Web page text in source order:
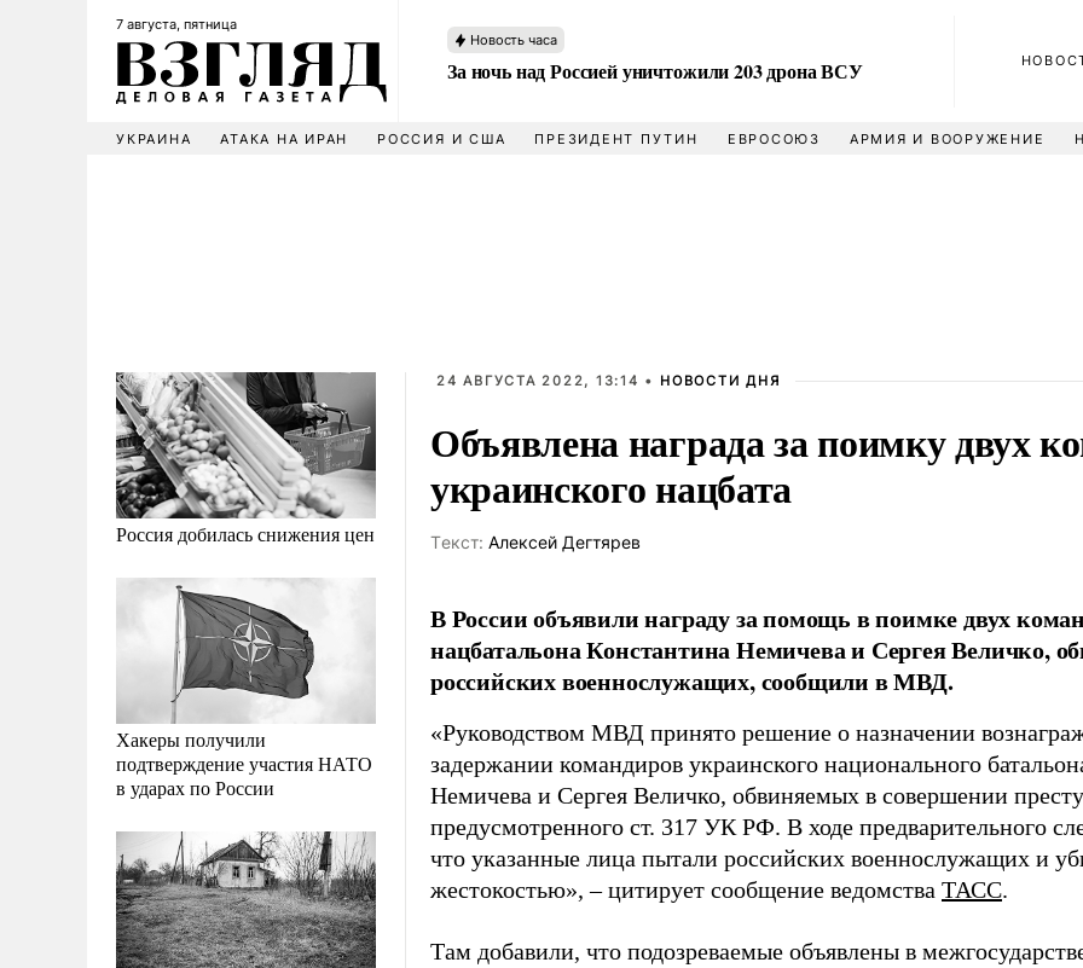
7 августа, пятница
Новость часа
За ночь над Россией уничтожили 203 дрона ВСУ
УКРАИНА АТАКА НА ИРАН РОССИЯ И США ПРЕЗИДЕНТ ПУТИН ЕВРОСОЮЗ АРМИЯ И ВООРУЖЕНИЕ
Россия добилась снижения цен
Хакеры получили
подтверждение участия НАТО
в ударах по России
24 АВГУСТА 2022, 13:14 • НОВОСТИ ДНЯ
Объявлена награда за поимку двух
украинского нацбата
Tекст: Алексей Дегтярев
В России объявили награду за помощь в поимке двух
нацбатальона Константина Немичева и Сергея Величко,
российских военнослужащих, сообщили в МВД.
«Руководством МВД принято решение о назначении
задержании командиров украинского национального
Немичева и Сергея Величко, обвиняемых в совершении
предусмотренного ст. 317 УК РФ. В ходе предварительного
что указанные лица пытали российских военнослужащих и
жестокостью», – цитирует сообщение ведомства ТАСС.
Там добавили, что подозреваемые объявлены в